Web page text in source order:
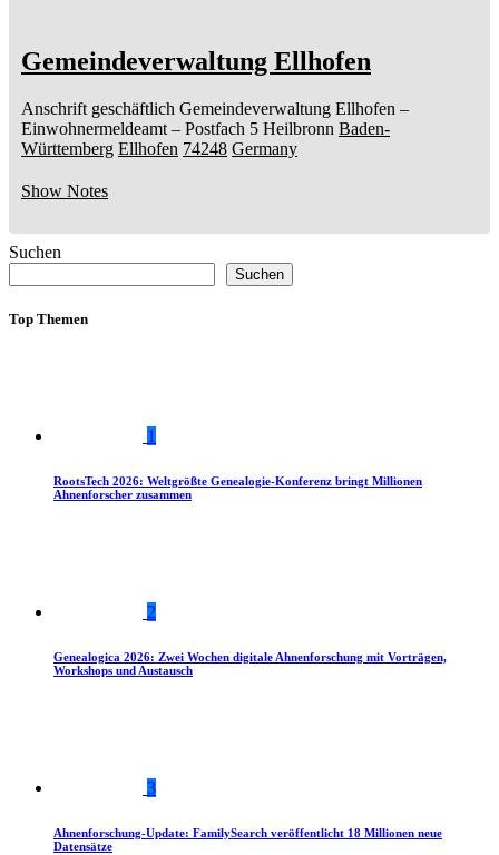
Gemeindeverwaltung Ellhofen
Anschrift geschäftlich Gemeindeverwaltung Ellhofen –
Einwohnermeldeamt – Postfach 5 Heilbronn Baden-
Württemberg Ellhofen 74248 Germany
Show Notes
Suchen
Suchen
Top Themen
1
RootsTech 2026: Weltgrößte Genealogie-Konferenz bringt Millionen
Ahnenforscher zusammen
2
Genealogica 2026: Zwei Wochen digitale Ahnenforschung mit Vorträgen,
Workshops und Austausch
3
Ahnenforschung-Update: FamilySearch veröffentlicht 18 Millionen neue
Datensätze